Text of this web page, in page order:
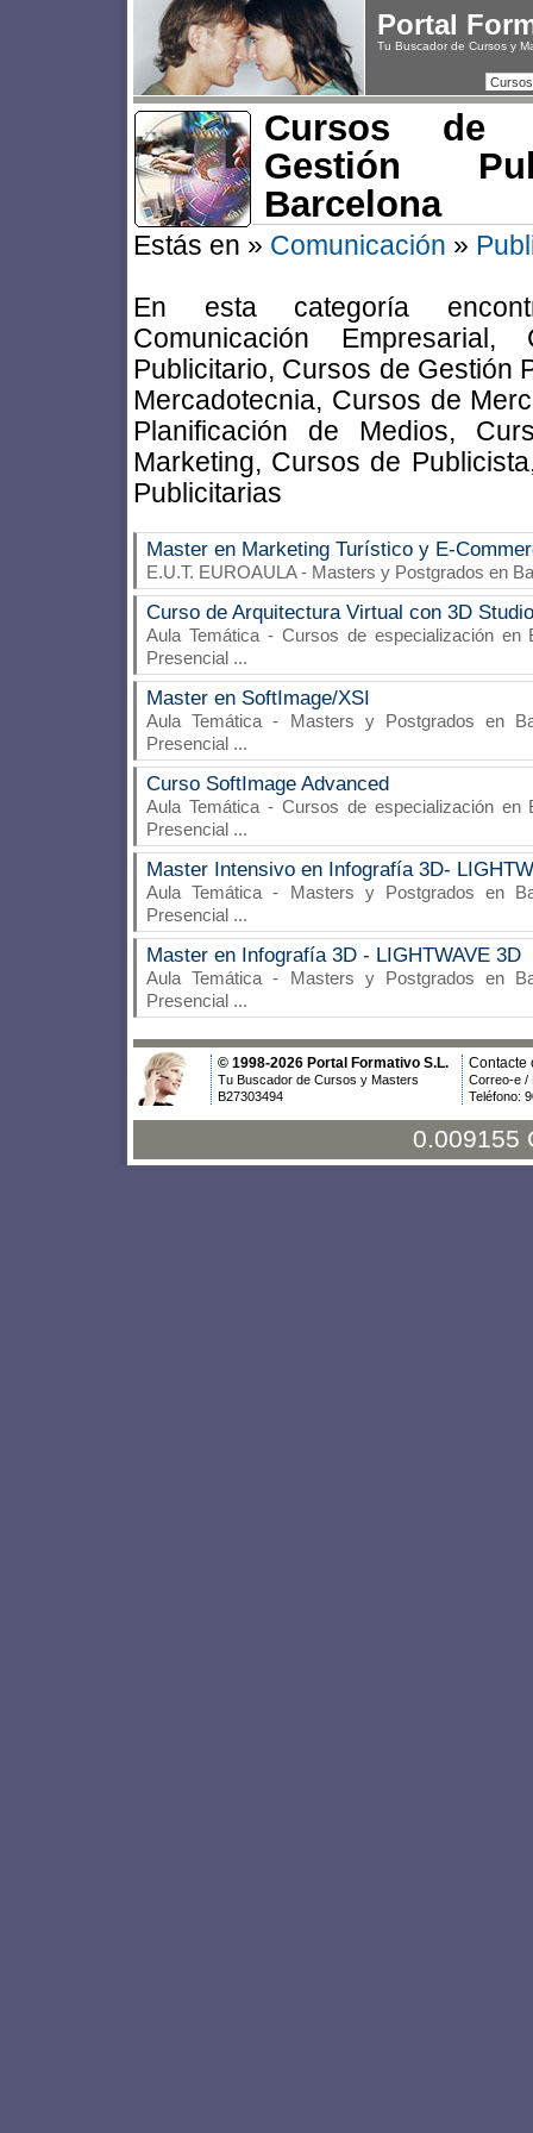
Portal
Tu Buscador de Cursos y
Cursos de
Gestión
Barcelona
Estás en » Comunicación »
En esta categoría
Comunicación
Publicitario, Cursos de Gestión
Mercadotecnia, Cursos de
Planificación de Medios,
Marketing, Cursos de
Publicitarias
Master en Marketing Turístico y E-
E.U.T. EUROAULA- Masters y Postgrados en
Curso de Arquitectura Virtual con 3D
Aula Temática- Cursos de especialización en
Presencial ...
Master en SoftImage/XSI
Aula Temática - Masters y Postgrados en
Presencial ...
Curso SoftImage Advanced
Aula Temática- Cursos de especialización en
Presencial ...
Master Intensivo en Infografía 3D-
Aula Temática - Masters y Postgrados en
Presencial ...
Master en Infografía 3D - LIGHTWAVE 3D
Aula Temática - Masters y Postgrados en
Presencial ...
© 1998-2026 Portal Formativo S.L.
Tu Buscador de Cursos y Masters
B27303494
Contacte
Correo-e /
Teléfono:
0.009155